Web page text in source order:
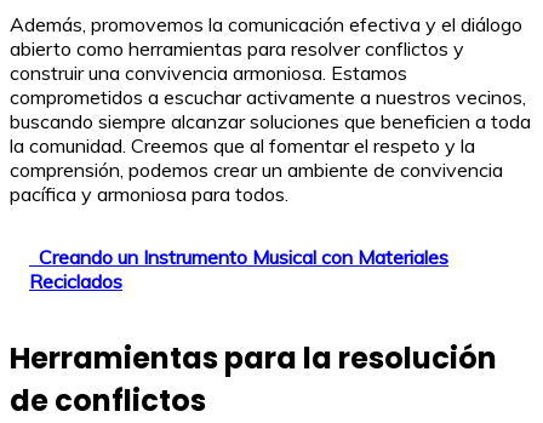
Además, promovemos la comunicación efectiva y el diálogo
abierto como herramientas para resolver conflictos y
construir una convivencia armoniosa. Estamos
comprometidos a escuchar activamente a nuestros vecinos,
buscando siempre alcanzar soluciones que beneficien a toda
la comunidad. Creemos que al fomentar el respeto y la
comprensión, podemos crear un ambiente de convivencia
pacífica y armoniosa para todos.
Creando un Instrumento Musical con Materiales
Reciclados
Herramientas para la resolución
de conflictos